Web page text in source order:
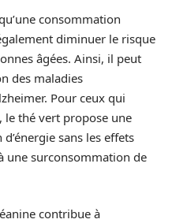
consommation
diminuer le risque
âgées. Ainsi, il peut
des maladies
Pour ceux qui
thé vert propose une
sans les effets
une surconsommation de
contribue à